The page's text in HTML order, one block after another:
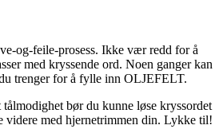
og-feile-prosess. Ikke vær redd for å
med kryssende ord. Noen ganger kan
trenger for å fylle inn OLJEFELT.
bør du kunne løse kryssordet
videre med hjernetrimmen din. Lykke til!